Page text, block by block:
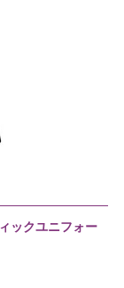
ックユニフォー